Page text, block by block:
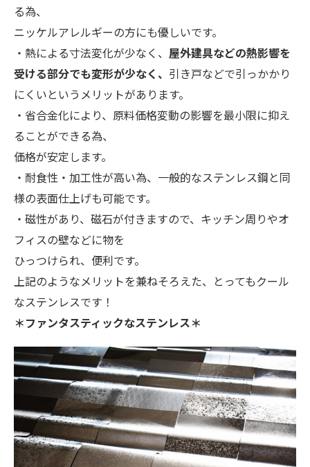
る為、
ニッケルアレルギーの方にも優しいです。
・熱による寸法変化が少なく、 屋外建具などの熱影響を
受ける部分でも変形が少なく、 引き戸などで引っかかり
にくいというメリットがあります。
・省合金化により、原料価格変動の影響を最小限に抑え
ることができる為、
価格が安定します。
・耐食性・加工性が高い為、一般的なステンレス鋼と同
様の表面仕上げも可能です。
・磁性があり、磁石が付きますので、キッチン周りやオ
フィスの壁などに物を
ひっつけられ、便利です。
上記のようなメリットを兼ねそろえた、とってもクール
なステンレスです！
＊ファンタスティックなステンレス＊